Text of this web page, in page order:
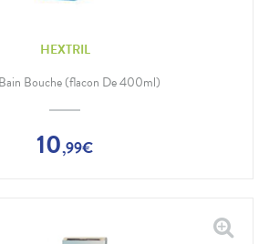
HEXTRIL
Bouche (flacon De 400ml)
10,99€